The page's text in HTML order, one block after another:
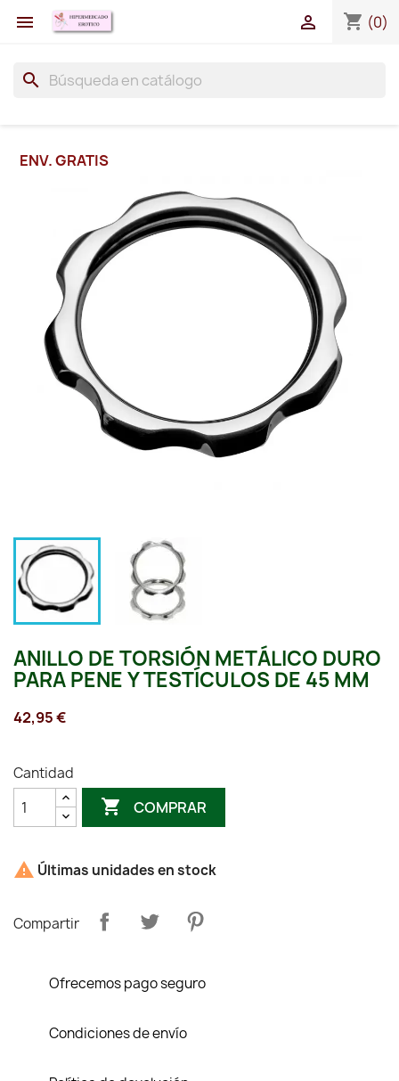
 shopping_cart (0)

search
ENV. GRATIS
ANILLO DE TORSIÓN METÁLICO DURO
PARA PENE Y TESTÍCULOS DE 45 MM
42,95 €
Cantidad
 COMPRAR
 Últimas unidades en stock
Compartir
Ofrecemos pago seguro
Condiciones de envío